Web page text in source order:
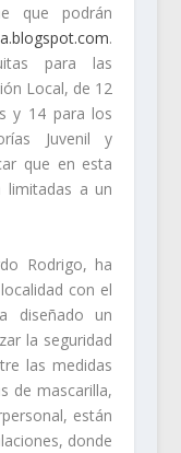
que podrán
.
para las
Local, de 12
y 14 para los
Juvenil y
que en esta
limitadas a un
Rodrigo, ha
con el
diseñado un
la seguridad
las medidas
de mascarilla,
están
donde